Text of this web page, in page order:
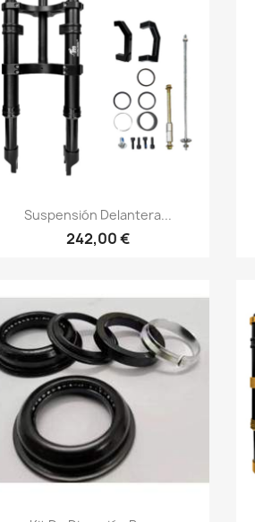
Vista rápida
Suspensión Delantera...
242,00 €